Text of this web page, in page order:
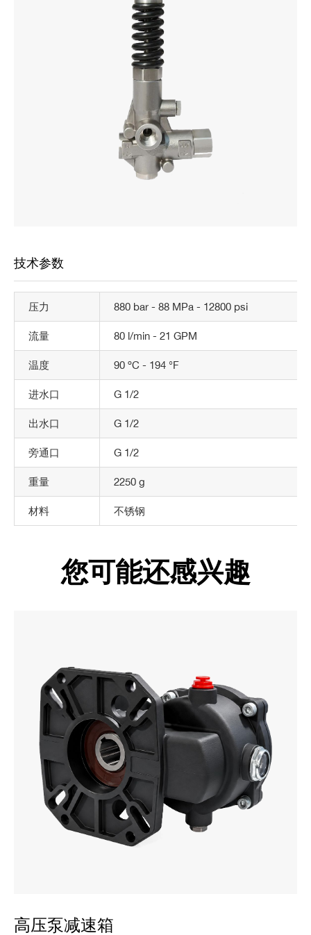
技术参数
压力 880 bar - 88 MPa - 12800 psi
流量 80 l/min - 21 GPM
温度 90 ºC - 194 °F
进水口 G 1/2
出水口 G 1/2
旁通口 G 1/2
重量 2250 g
材料 不锈钢
您可能还感兴趣
高压泵减速箱